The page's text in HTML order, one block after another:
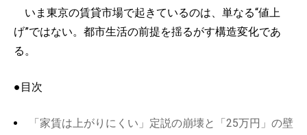
いま東京の賃貸市場で起きているのは、単なる“値上
げ”ではない。都市生活の前提を揺るがす構造変化であ
る。
●目次
「家賃は上がりにくい」定説の崩壊と「25万円」の壁